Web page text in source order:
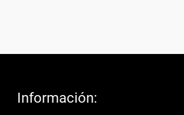
Información: